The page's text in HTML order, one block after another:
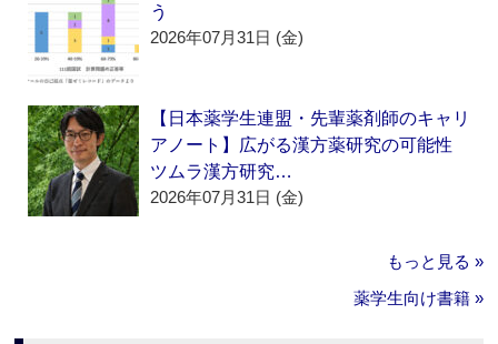
う
2026年07月31日 (金)
【日本薬学生連盟・先輩薬剤師のキャリ
アノート】広がる漢方薬研究の可能性
ツムラ漢方研究…
2026年07月31日 (金)
もっと見る »
薬学生向け書籍 »